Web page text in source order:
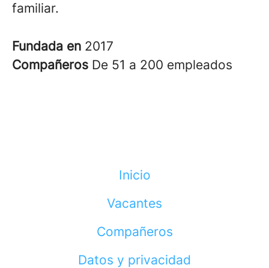
familiar.
Fundada en 2017
Compañeros De 51 a 200 empleados
Inicio
Vacantes
Compañeros
Datos y privacidad